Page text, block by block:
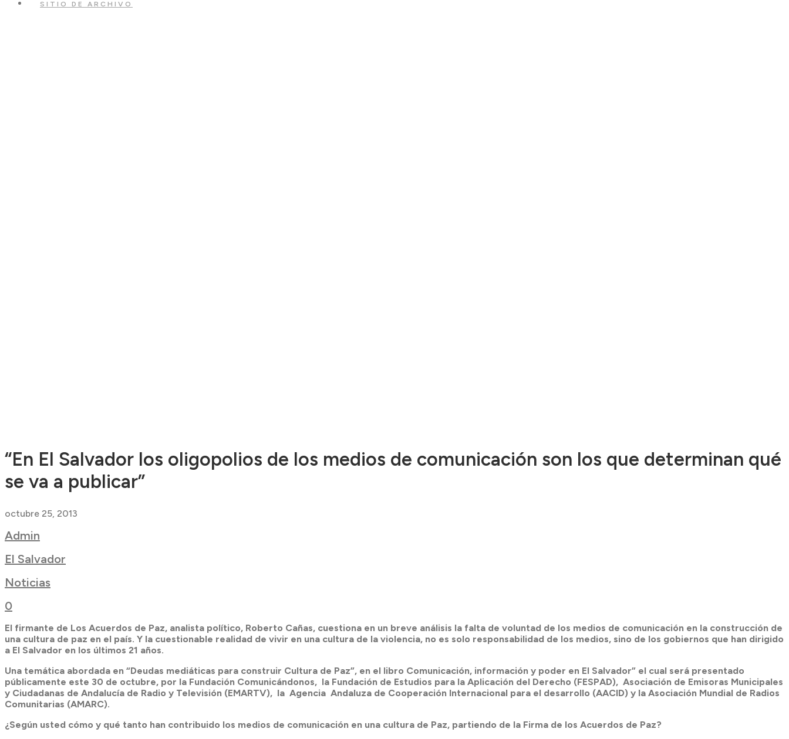
SITIO DE ARCHIVO
“En El Salvador los oligopolios de los medios de comunicación son los que determinan qué
se va a publicar”
octubre 25, 2013
Admin
El Salvador
Noticias
0
El firmante de Los Acuerdos de Paz, analista político, Roberto Cañas, cuestiona en un breve análisis la falta de voluntad de los medios de comunicación en la construcción de
una cultura de paz en el país. Y la cuestionable realidad de vivir en una cultura de la violencia, no es solo responsabilidad de los medios, sino de los gobiernos que han dirigido
a El Salvador en los últimos 21 años.
Una temática abordada en “Deudas mediáticas para construir Cultura de Paz”, en el libro Comunicación, información y poder en El Salvador” el cual será presentado
públicamente este 30 de octubre, por la Fundación Comunicándonos, la Fundación de Estudios para la Aplicación del Derecho (FESPAD), Asociación de Emisoras Municipales
y Ciudadanas de Andalucía de Radio y Televisión (EMARTV), la Agencia Andaluza de Cooperación Internacional para el desarrollo (AACID) y la Asociación Mundial de Radios
Comunitarias (AMARC).
¿Según usted cómo y qué tanto han contribuido los medios de comunicación en una cultura de Paz, partiendo de la Firma de los Acuerdos de Paz?